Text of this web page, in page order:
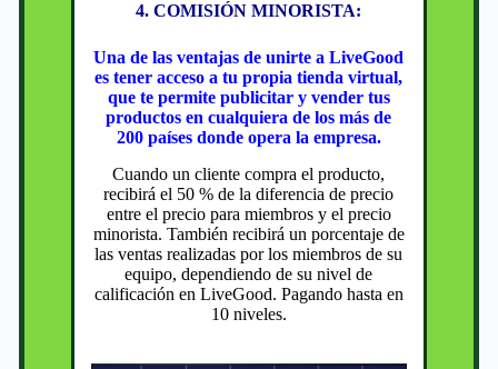
4. COMISIÓN MINORISTA:
Una de las ventajas de unirte a LiveGood
es tener acceso a tu propia tienda virtual,
que te permite publicitar y vender tus
productos en cualquiera de los más de
200 países donde opera la empresa.
Cuando un cliente compra el producto,
recibirá el 50 % de la diferencia de precio
entre el precio para miembros y el precio
minorista. También recibirá un porcentaje de
las ventas realizadas por los miembros de su
equipo, dependiendo de su nivel de
calificación en LiveGood. Pagando hasta en
10 niveles.